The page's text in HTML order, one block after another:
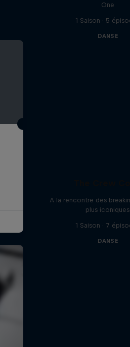
One
1 Saison · 5
DANSE
A la rencontre des
plus iconiques
1 Saison · 7
DANSE